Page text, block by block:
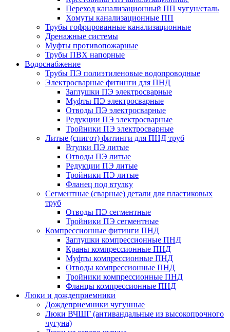
Переход канализационный ПП чугун/сталь
Хомуты канализационные ПП
Трубы гофрированные канализационные
Дренажные системы
Муфты противопожарные
Трубы ПВХ напорные
Водоснабжение
Трубы ПЭ полиэтиленовые водопроводные
Электросварные фитинги для ПНД
Заглушки ПЭ электросварные
Муфты ПЭ электросварные
Отводы ПЭ электросварные
Редукции ПЭ электросварные
Тройники ПЭ электросварные
Литые (спигот) фитинги для ПНД труб
Втулки ПЭ литые
Отводы ПЭ литые
Редукции ПЭ литые
Тройники ПЭ литые
Фланец под втулку
Сегментные (сварные) детали для пластиковых
труб
Отводы ПЭ сегментные
Тройники ПЭ сегментные
Компрессионные фитинги ПНД
Заглушки компрессионные ПНД
Краны компрессионные ПНД
Муфты компрессионные ПНД
Отводы компрессионные ПНД
Тройники компрессионные ПНД
Фланцы компрессионные ПНД
Люки и дождеприемники
Дождеприемники чугунные
Люки ВЧШГ (антивандальные из высокопрочного
чугуна)